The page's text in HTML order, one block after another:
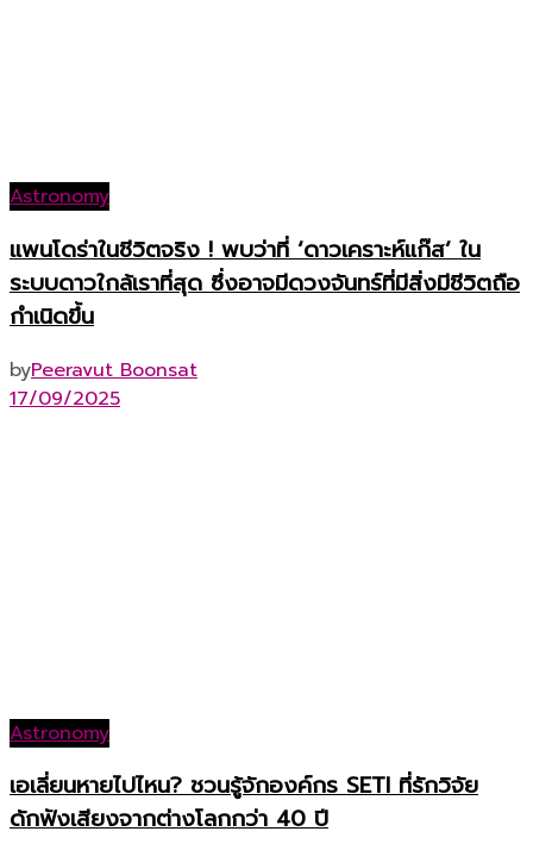
Astronomy
แพนโดร่าในชีวิตจริง ! พบว่าที่ ‘ดาวเคราะห์แก๊ส’ ใน
ระบบดาวใกล้เราที่สุด ซึ่งอาจมีดวงจันทร์ที่มีสิ่งมีชีวิตถือ
กำเนิดขึ้น
byPeeravut Boonsat
17/09/2025
Astronomy
เอเลี่ยนหายไปไหน? ชวนรู้จักองค์กร SETI ที่รักวิจัย
ดักฟังเสียงจากต่างโลกกว่า 40 ปี